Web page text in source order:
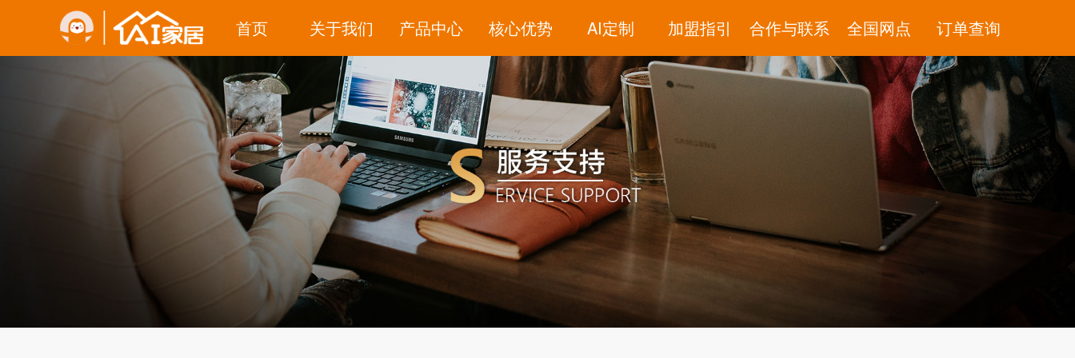
首页 关于我们 产品中心 核心优势 AI定制 加盟指引 合作与联系 全国网点 订单查询